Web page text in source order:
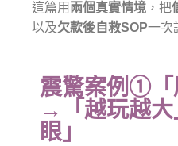
這篇用 兩個真實情境 ，把
以及欠款後自救SOP一次
震驚案例①「
→「越玩越
眼」